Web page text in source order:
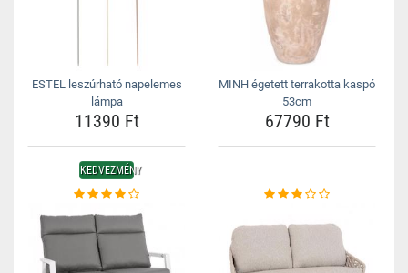
ESTEL leszúrható napelemes
lámpa
11390 Ft
MINH égetett terrakotta kaspó
53cm
67790 Ft
KEDVEZMÉNY